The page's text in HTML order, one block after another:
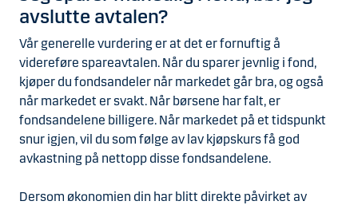
avslutte avtalen?
Vår generelle vurdering er at det er fornuftig å
videreføre spareavtalen. Når du sparer jevnlig i fond,
kjøper du fondsandeler når markedet går bra, og også
når markedet er svakt. Når børsene har falt, er
fondsandelene billigere. Når markedet på et tidspunkt
snur igjen, vil du som følge av lav kjøpskurs få god
avkastning på nettopp disse fondsandelene.
Dersom økonomien din har blitt direkte påvirket av